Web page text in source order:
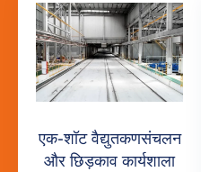
एक-शॉट वैद्युतकणसंचलन
और छिड़काव कार्यशाला